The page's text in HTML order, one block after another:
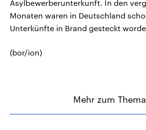
Asylbewerberunterkunft. In den
Monaten waren in Deutschland
Unterkünfte in Brand gesteckt
(bor/ion)
Mehr zum Thema